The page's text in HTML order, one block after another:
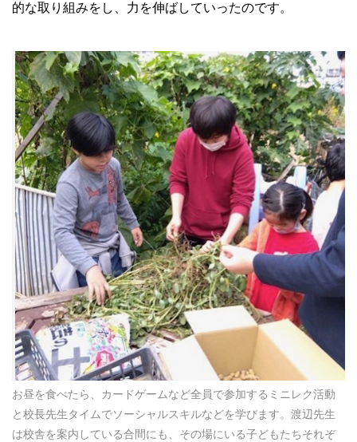
的な取り組みをし、力を伸ばしていったのです。
お昼を食べたら、カードゲームなど全員で参加するミニレク活動
と校長先生タイムでソーシャルスキルなどを学びます。渡辺先生
は校舎を案内している合間にも、その場にいる子どもたちそれぞ